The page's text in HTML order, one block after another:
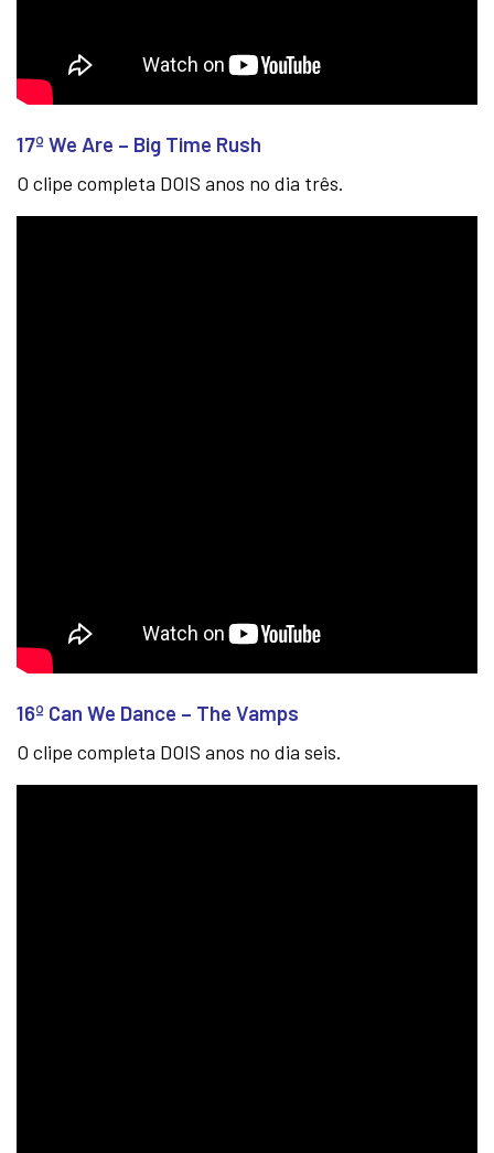
17º We Are – Big Time Rush
O clipe completa DOIS anos no dia três.
16º Can We Dance – The Vamps
O clipe completa DOIS anos no dia seis.